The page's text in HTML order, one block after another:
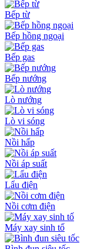
Bếp từ
Bếp hồng ngoại
Bếp gas
Bếp nướng
Lò nướng
Lò vi sóng
Nồi hấp
Nồi áp suất
Lẩu điện
Nồi cơm điện
Máy xay sinh tố